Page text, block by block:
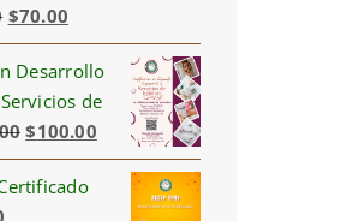
Original
price
was:
$109.00.
$70.00Current
price
is:
$70.00.
Desarrollo
de
Original
price
was:
$100.00Current
price